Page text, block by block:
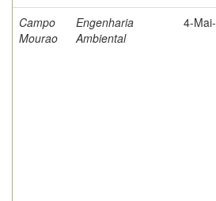
Campo
Mourao
Engenharia
Ambiental
4-